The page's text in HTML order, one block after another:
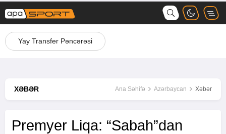
Yay Transfer Pəncərəsi
XƏBƏR Ana Səhifə Azərbaycan Xəbər
Premyer Liqa: “Sabah”dan